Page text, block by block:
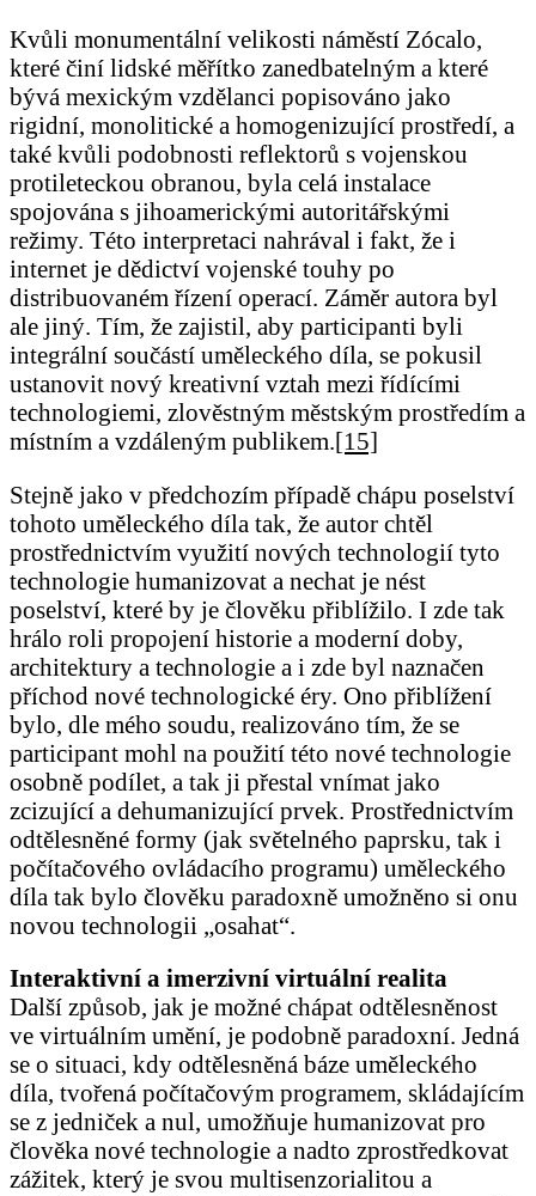
Kvůli monumentální velikosti náměstí Zócalo,
které činí lidské měřítko zanedbatelným a které
bývá mexickým vzdělanci popisováno jako
rigidní, monolitické a homogenizující prostředí, a
také kvůli podobnosti reflektorů s vojenskou
protileteckou obranou, byla celá instalace
spojována s jihoamerickými autoritářskými
režimy. Této interpretaci nahrával i fakt, že i
internet je dědictví vojenské touhy po
distribuovaném řízení operací. Záměr autora byl
ale jiný. Tím, že zajistil, aby participanti byli
integrální součástí uměleckého díla, se pokusil
ustanovit nový kreativní vztah mezi řídícími
technologiemi, zlověstným městským prostředím a
místním a vzdáleným publikem.[15]
Stejně jako v předchozím případě chápu poselství
tohoto uměleckého díla tak, že autor chtěl
prostřednictvím využití nových technologií tyto
technologie humanizovat a nechat je nést
poselství, které by je člověku přiblížilo. I zde tak
hrálo roli propojení historie a moderní doby,
architektury a technologie a i zde byl naznačen
příchod nové technologické éry. Ono přiblížení
bylo, dle mého soudu, realizováno tím, že se
participant mohl na použití této nové technologie
osobně podílet, a tak ji přestal vnímat jako
zcizující a dehumanizující prvek. Prostřednictvím
odtělesněné formy (jak světelného paprsku, tak i
počítačového ovládacího programu) uměleckého
díla tak bylo člověku paradoxně umožněno si onu
novou technologii „osahat“.
Interaktivní a imerzivní virtuální realita
Další způsob, jak je možné chápat odtělesněnost
ve virtuálním umění, je podobně paradoxní. Jedná
se o situaci, kdy odtělesněná báze uměleckého
díla, tvořená počítačovým programem, skládajícím
se z jedniček a nul, umožňuje humanizovat pro
člověka nové technologie a nadto zprostředkovat
zážitek, který je svou multisenzorialitou a